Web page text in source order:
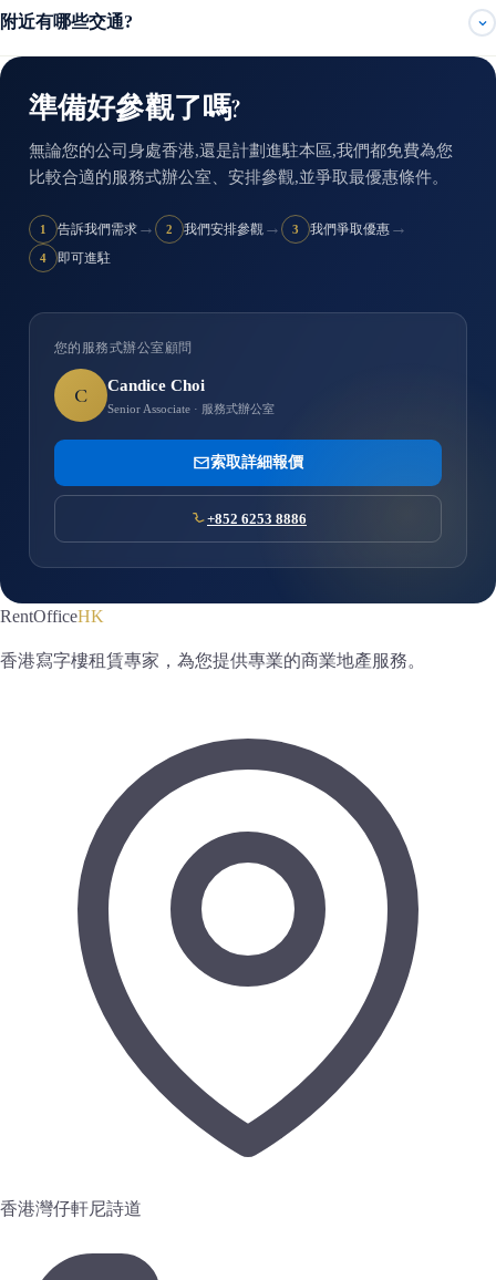
附近有哪些交通?
準備好參觀了嗎?
無論您的公司身處香港,還是計劃進駐本區,我們都免費為您
比較合適的服務式辦公室、安排參觀,並爭取最優惠條件。
1 告訴我們需求 → 2 我們安排參觀 → 3 我們爭取優惠 →
4 即可進駐
您的服務式辦公室顧問
C Candice Choi
Senior Associate · 服務式辦公室
索取詳細報價
+852 6253 8886
RentOfficeHK
香港寫字樓租賃專家，為您提供專業的商業地產服務。
香港灣仔軒尼詩道